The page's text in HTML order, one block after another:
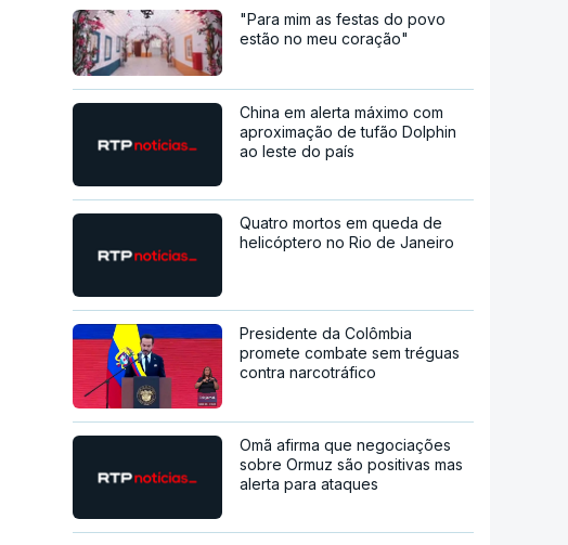
"Para mim as festas do povo
estão no meu coração"
China em alerta máximo com
aproximação de tufão Dolphin
ao leste do país
Quatro mortos em queda de
helicóptero no Rio de Janeiro
Presidente da Colômbia
promete combate sem tréguas
contra narcotráfico
Omã afirma que negociações
sobre Ormuz são positivas mas
alerta para ataques